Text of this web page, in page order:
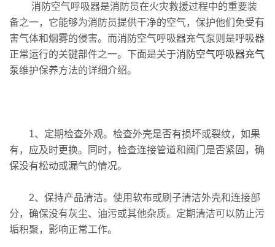
消防空气呼吸器是消防员在火灾救援过程中的重要装
备之一，它能够为消防员提供干净的空气，保护他们免受有
害气体和烟雾的侵害。而消防空气呼吸器充气泵则是呼吸器
正常运行的关键部件之一。下面是关于消防空气呼吸器充气
泵维护保养方法的详细介绍。
1、定期检查外观。检查外壳是否有损坏或裂纹，如果
有，应及时更换。同时，检查连接管道和阀门是否紧固，确
保没有松动或漏气的情况。
2、保持产品清洁。使用软布或刷子清洁外壳和连接部
分，确保没有灰尘、油污或其他杂质。定期清洁可以防止污
垢积聚，影响正常工作。